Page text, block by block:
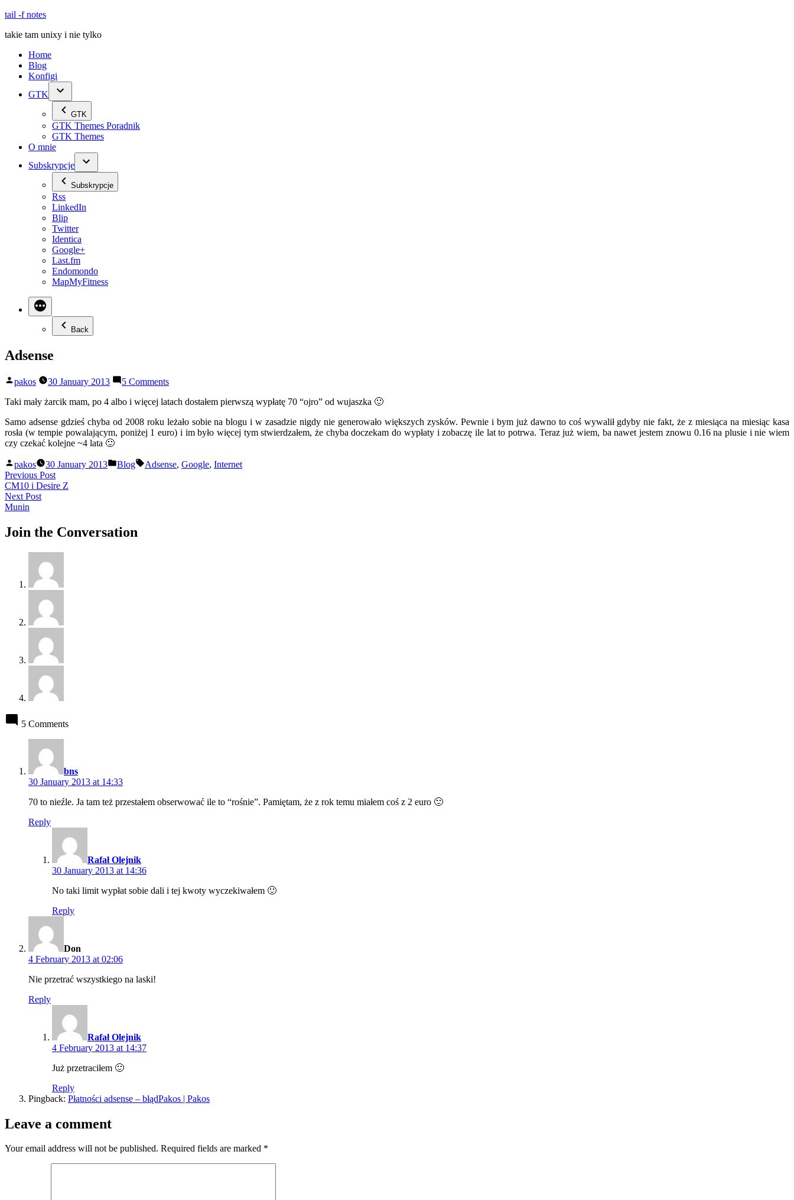
Skip
content
tail -f notes
takie tam unixy i nie tylko
Home
Blog
Konfigi
GTK
GTK
GTK Themes Poradnik
GTK Themes
O mnie
Subskrypcje
Subskrypcje
Rss
LinkedIn
Blip
Twitter
Identica
Google+
Last.fm
Endomondo
MapMyFitness
Back
Adsense
Posted
pakos 30 January 2013 5 Commentson
Taki mały żarcik mam, po 4 albo i więcej latach dostałem pierwszą wypłatę 70 “ojro” od wujaszka 🙂
Samo adsense gdzieś chyba od 2008 roku leżało sobie na blogu i w zasadzie nigdy nie generowało większych zysków. Pewnie i bym już dawno to coś wywalił gdyby nie fakt, że z miesiąca na miesiąc kasa
rosła (w tempie powalającym, poniżej 1 euro) i im było więcej tym stwierdzałem, że chyba doczekam do wypłaty i zobaczę ile lat to potrwa. Teraz już wiem, ba nawet jestem znowu 0.16 na plusie i nie wiem
czy czekać kolejne ~4 lata 🙂
Posted
by
pakos 30 January 2013
Posted
Blog Tags:
Adsense, Google, Internet
Post
navigation
Previous PostPrevious
post:
CM10 i Desire Z
Next PostNext
Munin
Join the Conversation
5 Comments
bns
30 January 2013 at 14:33
70 to nieźle. Ja tam też przestałem obserwować ile to “rośnie”. Pamiętam, że z rok temu miałem coś z 2 euro 🙂
Reply
Rafał Olejnik
30 January 2013 at 14:36
No taki limit wypłat sobie dali i tej kwoty wyczekiwałem 🙂
Reply
Don
4 February 2013 at 02:06
Nie przetrać wszystkiego na laski!
Reply
Rafał Olejnik
4 February 2013 at 14:37
Już przetraciłem 🙂
Reply
Pingback: Płatności adsense – błądPakos | Pakos
Leave a comment
Your email address will not be published. Required fields are marked *